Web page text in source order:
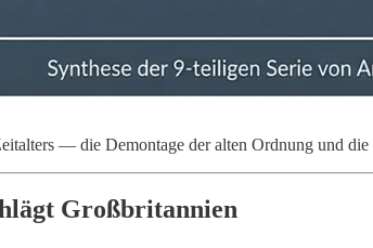
— die Demontage der alten Ordnung und die
Großbritannien